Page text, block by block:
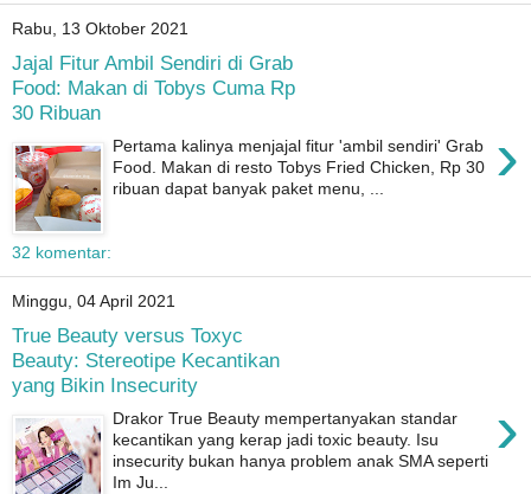
Rabu, 13 Oktober 2021
Jajal Fitur Ambil Sendiri di Grab
Food: Makan di Tobys Cuma Rp
30 Ribuan
›
Pertama kalinya menjajal fitur 'ambil sendiri' Grab
Food. Makan di resto Tobys Fried Chicken, Rp 30
ribuan dapat banyak paket menu, ...
32 komentar:
Minggu, 04 April 2021
True Beauty versus Toxyc
Beauty: Stereotipe Kecantikan
yang Bikin Insecurity
›
Drakor True Beauty mempertanyakan standar
kecantikan yang kerap jadi toxic beauty. Isu
insecurity bukan hanya problem anak SMA seperti
Im Ju...